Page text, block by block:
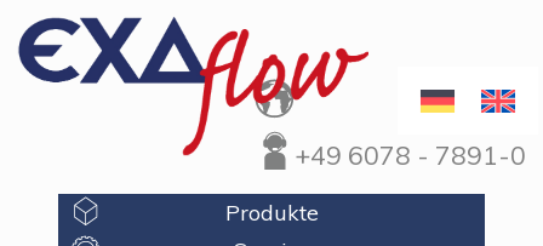
+49 6078 - 7891-0
Produkte